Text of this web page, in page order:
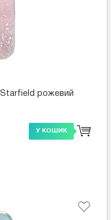
Starfield рожевий
У КОШИК